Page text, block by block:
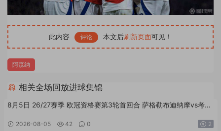
此内容 评论 本文后刷新页面可见！
阿森纳
相关全场回放进球集锦
8月5日 26/27赛季 欧冠资格赛第3轮首回合 萨格勒布迪纳摩vs考诺
2026-08-05 42 0 2